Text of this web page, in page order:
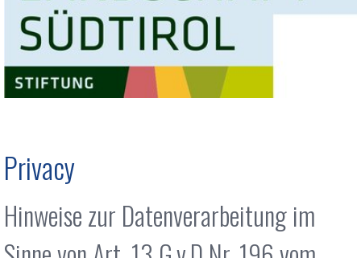
Privacy
Hinweise zur Datenverarbeitung im